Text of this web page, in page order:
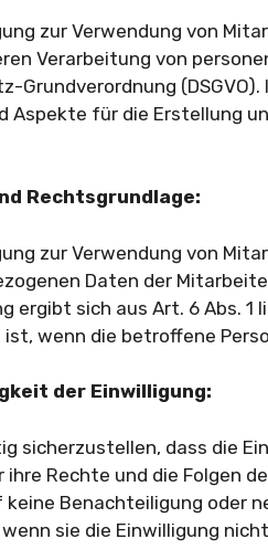
zur Verwendung von
Verarbeitung von
Grundverordnung
Aspekte für die Erstellung
Rechtsgrundlage:
zur Verwendung von
Daten der
ergibt sich aus Art. 6 Abs. 1
wenn die betroffene
der Einwilligung:
sicherzustellen, dass die
ihre Rechte und die Folgen
keine Benachteiligung oder
sie die Einwilligung